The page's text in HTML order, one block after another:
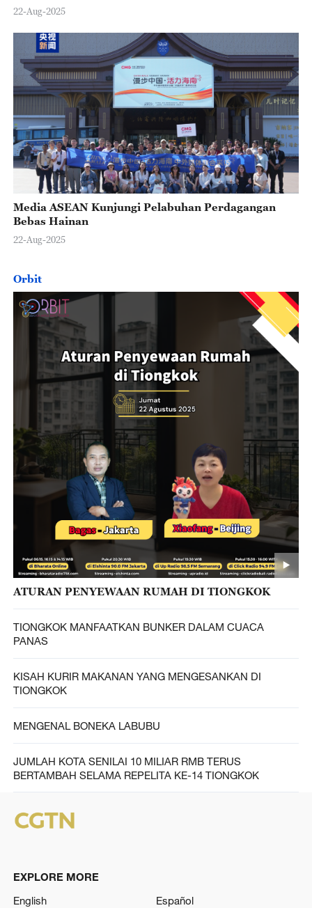
22-Aug-2025
Media ASEAN Kunjungi Pelabuhan Perdagangan
Bebas Hainan
22-Aug-2025
Orbit
ATURAN PENYEWAAN RUMAH DI TIONGKOK
TIONGKOK MANFAATKAN BUNKER DALAM CUACA
PANAS
KISAH KURIR MAKANAN YANG MENGESANKAN DI
TIONGKOK
MENGENAL BONEKA LABUBU
JUMLAH KOTA SENILAI 10 MILIAR RMB TERUS
BERTAMBAH SELAMA REPELITA KE-14 TIONGKOK
EXPLORE MORE
English
Español